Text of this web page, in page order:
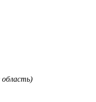
область)